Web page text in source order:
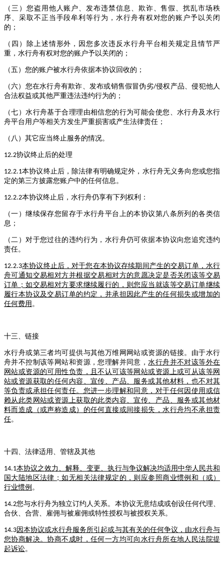
（三）您盗用他人账户、发布违禁信息、欺诈、售假、扰乱市场秩
序、采取不正当手段牟利等行为，水行舟有权对您的账户予以关闭
的；
（四）除上述情形外，因您多次违反水行舟平台相关规定且情节严
重，水行舟有权对您的账户予以关闭的；
（五）您的账户被水行舟依据本协议回收的；
（六）您在水行舟有欺诈、发布或销售假冒伪劣/侵权产品、侵犯他人
合法权益或其他严重违法违约行为的；
（七）水行舟基于合理理由相信您的行为可能会使您、水行舟及水行
舟平台用户等相关方发生严重损害或产生法律责任；
（八）其它应当终止服务的情况。
12.2协议终止后的处理
12.2.1本协议终止后，除法律有明确规定外，水行舟无义务向您或您指
定的第三方披露您账户中的任何信息。
12.2.2本协议终止后，水行舟仍享有下列权利：
（一）继续保存您留存于水行舟平台上的本协议第八条所列的各类信
息；
（二）对于您过往的违约行为，水行舟仍可依据本协议向您追究违约
责任。
12.2.3本协议终止后，对于您在本协议存续期间产生的交易订单，水行
舟可通知交易相对方并根据交易相对方的意愿决定是否关闭该等交易
订单；如交易相对方要求继续履行的，则您应当就该等交易订单继续
履行本协议及交易订单的约定，并承担因此产生的任何损失或增加的
任何费用 。
十三、链接
水行舟或第三者均可提供与其他万维网网站或资源的链接。由于水行
舟并不控制该等网站和资源，您理解并同意，水行舟并不对该等外在
网站或资源的可用性负责，且不认可该等网站或资源上或可从该等网
站或资源获取的任何内容、宣传、产品、服务或其他材料，也不对其
等负责或承担任何责任。您进一步理解和同意，对于任何因使用或信
赖从此类网站或资源上获取的此类内容、宣传、产品、服务或其他材
料而造成（或声称造成）的任何直接或间接损失，水行舟均不承担责
任。
十四、法律适用、管辖及其他
14.1本协议之效力、解释、变更、执行与争议解决均适用中华人民共和
国大陆地区法律；如无相关法律规定的，则应参照商业惯例和（或）
行业惯例 。
14.2您与水行舟为独立订约人关系。本协议无意结成或创设任何代理、
合伙、合营、雇佣与被雇佣或特性授权与被授权关系。
14.3因本协议或水行舟服务所引起或与其有关的任何争议，由水行舟与
您协商解决。协商不成时，任何一方均可向水行舟所在地人民法院提
起诉讼。